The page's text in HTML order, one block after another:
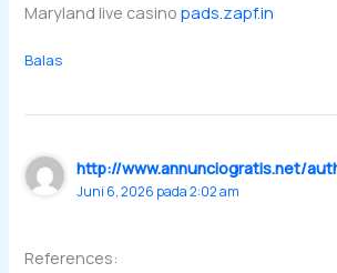
Maryland live casinopads.zapf.in
Balas
http://www.annunciogratis.net/
Juni 6, 2026 pada 2:02 am
References: